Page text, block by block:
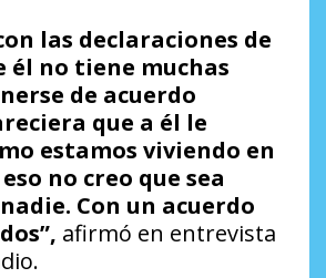
las declaraciones de
él no tiene muchas
de acuerdo
que a él le
estamos viviendo en
no creo que sea
Con un acuerdo
afirmó en entrevista
.